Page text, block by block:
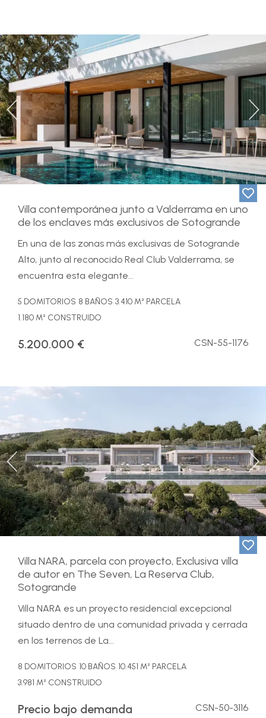
Previous
Villa contemporánea junto a Valderrama en uno
de los enclaves más exclusivos de Sotogrande
En una de las zonas más exclusivas de Sotogrande
Alto, junto al reconocido Real Club Valderrama, se
encuentra esta elegante...
5 DOMITORIOS 8 BAÑOS 3.410 M² PARCELA
1.180 M² CONSTRUIDO
5.200.000 € CSN-55-1176
Previous
Villa NARA, parcela con proyecto, Exclusiva villa
de autor en The Seven, La Reserva Club,
Sotogrande
Villa NARA es un proyecto residencial excepcional
situado dentro de una comunidad privada y cerrada
en los terrenos de La...
8 DOMITORIOS 10 BAÑOS 10.451 M² PARCELA
3.981 M² CONSTRUIDO
Precio bajo demanda CSN-50-3116